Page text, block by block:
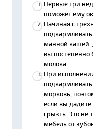
Первые три
поможет ему
Начиная с
манной кашей.
вы постепенно
молока.
При
морковь,
если вы
грызть. Это не
мебель от